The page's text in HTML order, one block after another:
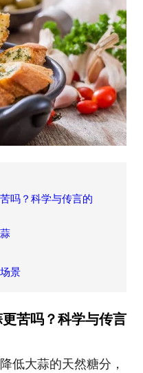
吗？科学与传言的
景
苦吗？科学与传言
低大蒜的天然糖分，